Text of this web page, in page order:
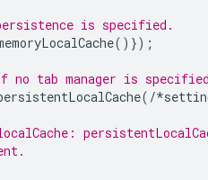
is specified.
()});
tab manager is
( /*